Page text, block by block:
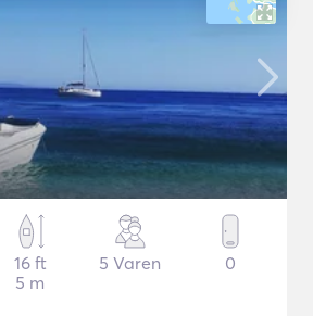
16 ft
5 m
5 Varen 0